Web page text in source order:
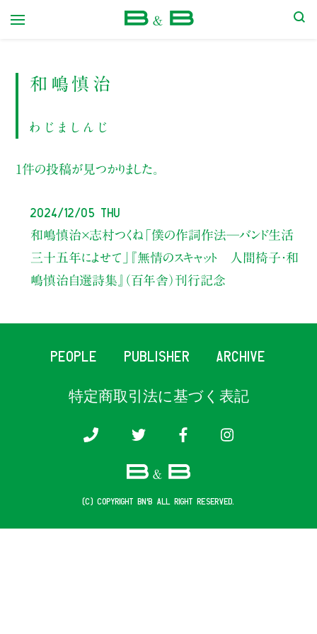
和嶋慎治
わじましんじ
1件の投稿が見つかりました。
2024/12/05 Thu
和嶋慎治×志村つくね 「僕の作詞作法─バンド生活
三十五年によせて」
『無情のスキャット 人間椅子・和
嶋慎治自選詩集』
（百年舎）刊行記念
PEOPLE PUBLISHER ARCHIVE
特定商取引法に基づく表記
(c) COPYRIGHT B&B ALL RIGHT RESERVED.